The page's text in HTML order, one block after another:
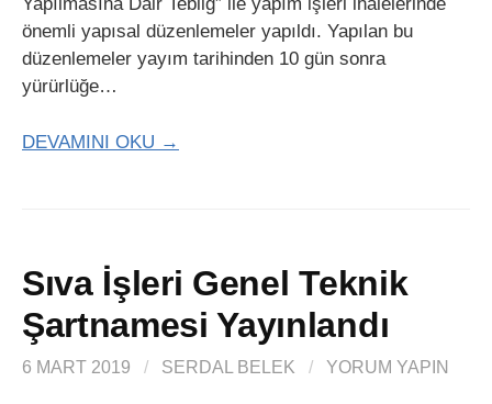
Yapılmasına Dair Tebliğ” ile yapım işleri ihalelerinde
önemli yapısal düzenlemeler yapıldı. Yapılan bu
düzenlemeler yayım tarihinden 10 gün sonra
yürürlüğe…
DEVAMINI OKU →
Sıva İşleri Genel Teknik
Şartnamesi Yayınlandı
6 MART 2019 / SERDAL BELEK / YORUM YAPIN